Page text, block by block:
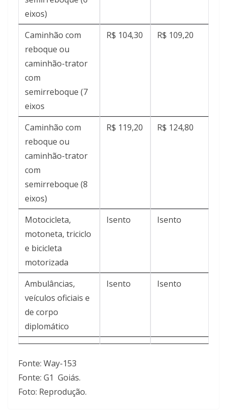
eixos)
Caminhão com
reboque ou
caminhão-trator
com
semirreboque (7
eixos
R$ 104,30 R$ 109,20
Caminhão com
reboque ou
caminhão-trator
com
semirreboque (8
eixos)
R$ 119,20 R$ 124,80
Motocicleta,
motoneta, triciclo
e bicicleta
motorizada
Isento Isento
Ambulâncias,
veículos oficiais e
de corpo
diplomático
Isento Isento
Fonte: Way-153
Fonte: G1 Goiás.
Foto: Reprodução.